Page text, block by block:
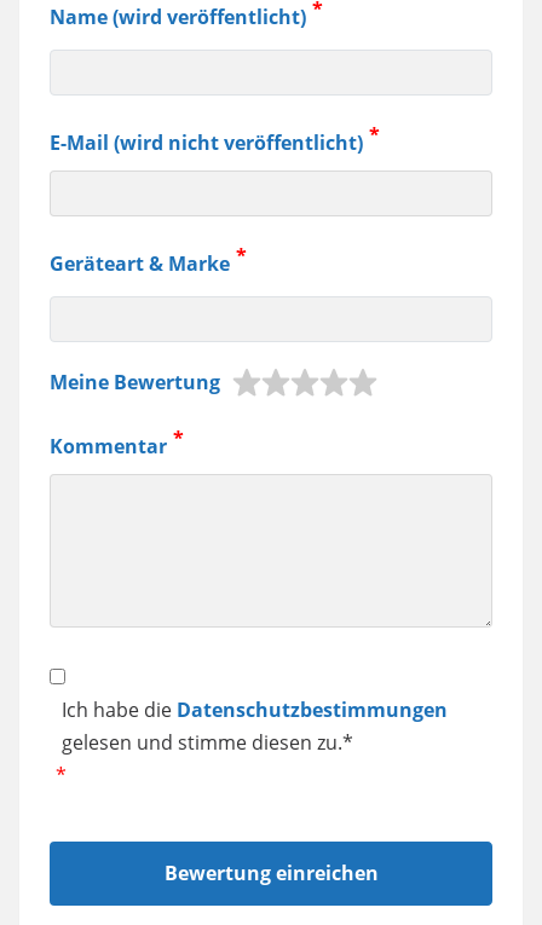
Name (wird veröffentlicht)
E-Mail (wird nicht veröffentlicht)
Geräteart & Marke
Jura
Samsung
Meine Bewertung
Kommentar
Datenschutz
Ich habe die Datenschutzbestimmungen
gelesen und stimme diesen zu.*